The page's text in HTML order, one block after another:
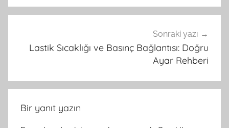
Sonraki yazı
Lastik Sıcaklığı ve Basınç Bağlantısı: Doğru
Ayar Rehberi
Bir yanıt yazın